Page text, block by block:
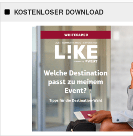
KOSTENLOSER DOWNLOAD